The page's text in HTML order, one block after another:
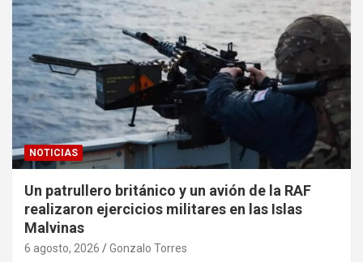
NOTICIAS
Un patrullero británico y un avión de la RAF
realizaron ejercicios militares en las Islas
Malvinas
6 agosto, 2026 Gonzalo Torres